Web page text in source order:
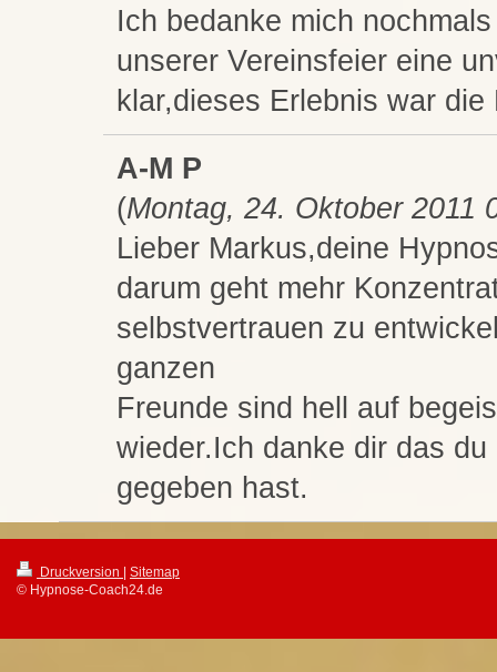
Ich bedanke mich
unserer Vereinsfeier eine
klar,dieses Erlebnis war
A-M P
(Montag, 24. Oktober 2011
Lieber Markus,deine
darum geht mehr
selbstvertrauen zu
ganzen
Freunde sind hell auf
wieder.Ich danke dir das
gegeben hast.
Druckversion
Sitemap
© Hypnose-Coach24.de